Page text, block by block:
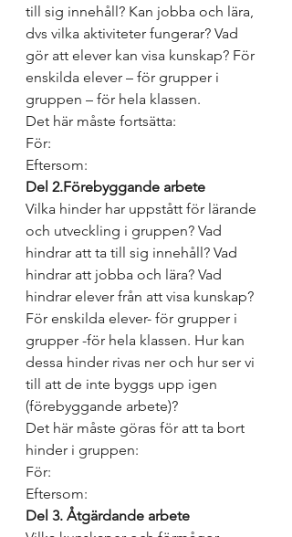
till sig innehåll? Kan jobba och lära,
dvs vilka aktiviteter fungerar? Vad
gör att elever kan visa kunskap? För
enskilda elever – för grupper i
gruppen – för hela klassen.
Det här måste fortsätta:
För:
Eftersom:
Del 2.Förebyggande arbete
Vilka hinder har uppstått för lärande
och utveckling i gruppen? Vad
hindrar att ta till sig innehåll? Vad
hindrar att jobba och lära? Vad
hindrar elever från att visa kunskap?
För enskilda elever- för grupper i
grupper -för hela klassen. Hur kan
dessa hinder rivas ner och hur ser vi
till att de inte byggs upp igen
(förebyggande arbete)?
Det här måste göras för att ta bort
hinder i gruppen:
För:
Eftersom:
Del 3. Åtgärdande arbete